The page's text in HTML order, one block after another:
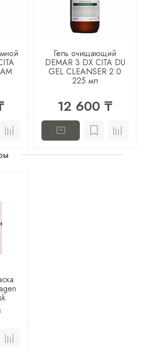
Гель очищающий
DEMAR 3 DX CITA DU
GEL CLEANSER 2.0
225 мл
12 600 ₸